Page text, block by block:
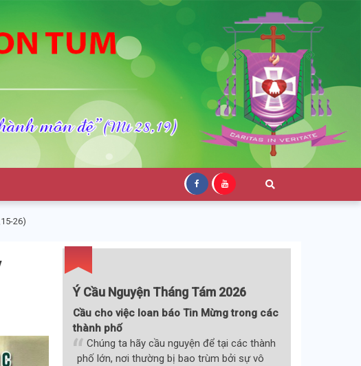
26)
Ý Cầu Nguyện Tháng Tám 2026
Cầu cho việc loan báo Tin Mừng trong các
thành phố
Chúng ta hãy cầu nguyện để tại các thành
phố lớn, nơi thường bị bao trùm bởi sự vô